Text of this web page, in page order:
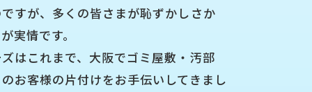
すが、多くの皆さまが恥ずかしさか
実情です。
はこれまで、大阪でゴミ屋敷・汚部
お客様の片付けをお手伝いしてきまし